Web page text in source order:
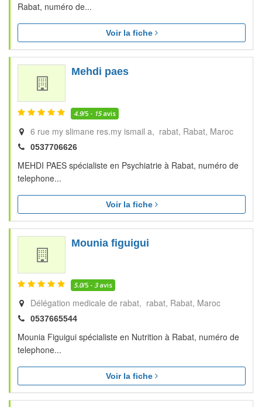
Rabat, numéro de...
Voir la fiche
Mehdi paes
4.9/5 - 15avis
6 rue my slimane res.my ismail a, rabat Rabat Maroc
0537706626
MEHDI PAES spécialiste en Psychiatrie à Rabat, numéro de
telephone...
Voir la fiche
Mounia figuigui
5.0/5 - 3avis
Délégation medicale de rabat, rabat Rabat Maroc
0537665544
Mounia Figuigui spécialiste en Nutrition à Rabat, numéro de
telephone...
Voir la fiche